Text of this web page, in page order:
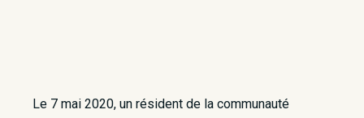
Le 7 mai 2020, un résident de la communauté